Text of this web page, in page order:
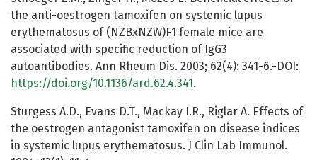
the anti-oestrogen tamoxifen on systemic lupus
erythematosus of (NZBxNZW)F1 female mice are
associated with specific reduction of IgG3
autoantibodies. Ann Rheum Dis. 2003; 62(4): 341-6.-DOI:
https://doi.org/10.1136/ard.62.4.341 .
Sturgess A.D., Evans D.T., Mackay I.R., Riglar A. Effects of
the oestrogen antagonist tamoxifen on disease indices
in systemic lupus erythematosus. J Clin Lab Immunol.